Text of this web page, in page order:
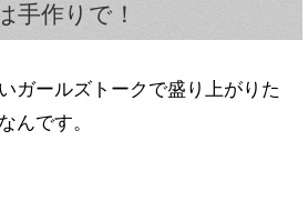
手作りで！
ガールズトークで盛り上がりた
んです。